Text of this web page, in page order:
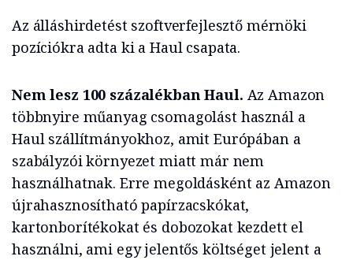
Az álláshirdetést szoftverfejlesztő mérnöki
pozíciókra adta ki a Haul csapata.
Nem lesz 100 százalékban Haul. Az Amazon
többnyire műanyag csomagolást használ a
Haul szállítmányokhoz, amit Európában a
szabályzói környezet miatt már nem
használhatnak. Erre megoldásként az Amazon
újrahasznosítható papírzacskókat,
kartonborítékokat és dobozokat kezdett el
használni, ami egy jelentős költséget jelent a